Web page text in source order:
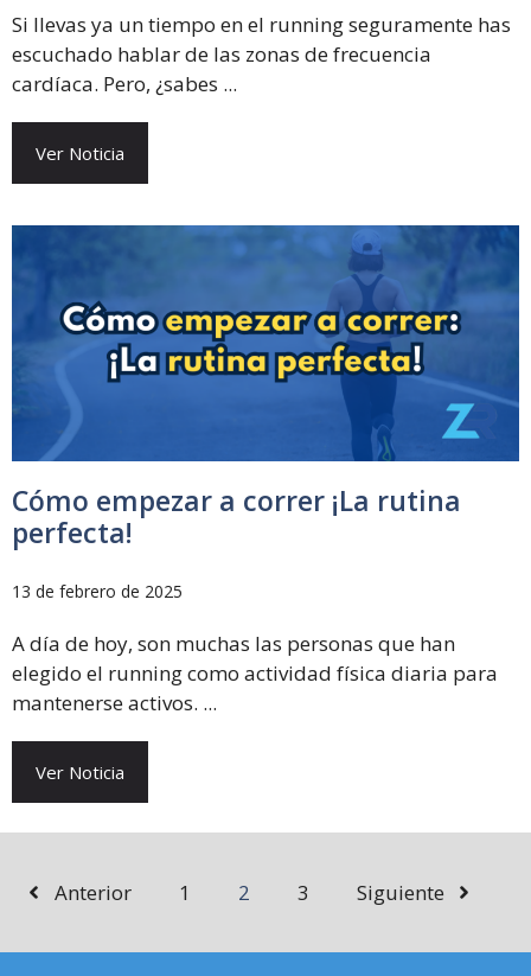
Si llevas ya un tiempo en el running seguramente has
escuchado hablar de las zonas de frecuencia
cardíaca. Pero, ¿sabes ...
Ver Noticia
Cómo empezar a correr ¡La rutina
perfecta!
13 de febrero de 2025
A día de hoy, son muchas las personas que han
elegido el running como actividad física diaria para
mantenerse activos. ...
Ver Noticia
Anterior 1 2 3 Siguiente